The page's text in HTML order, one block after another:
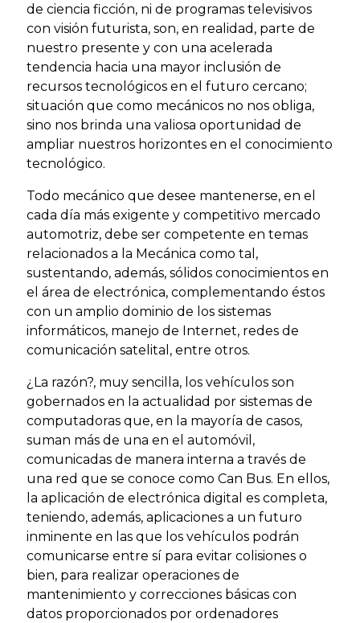
de ciencia ficción, ni de programas televisivos
con visión futurista, son, en realidad, parte de
nuestro presente y con una acelerada
tendencia hacia una mayor inclusión de
recursos tecnológicos en el futuro cercano;
situación que como mecánicos no nos obliga,
sino nos brinda una valiosa oportunidad de
ampliar nuestros horizontes en el conocimiento
tecnológico.
Todo mecánico que desee mantenerse, en el
cada día más exigente y competitivo mercado
automotriz, debe ser competente en temas
relacionados a la Mecánica como tal,
sustentando, además, sólidos conocimientos en
el área de electrónica, complementando éstos
con un amplio dominio de los sistemas
informáticos, manejo de Internet, redes de
comunicación satelital, entre otros.
¿La razón?, muy sencilla, los vehículos son
gobernados en la actualidad por sistemas de
computadoras que, en la mayoría de casos,
suman más de una en el automóvil,
comunicadas de manera interna a través de
una red que se conoce como Can Bus. En ellos,
la aplicación de electrónica digital es completa,
teniendo, además, aplicaciones a un futuro
inminente en las que los vehículos podrán
comunicarse entre sí para evitar colisiones o
bien, para realizar operaciones de
mantenimiento y correcciones básicas con
datos proporcionados por ordenadores